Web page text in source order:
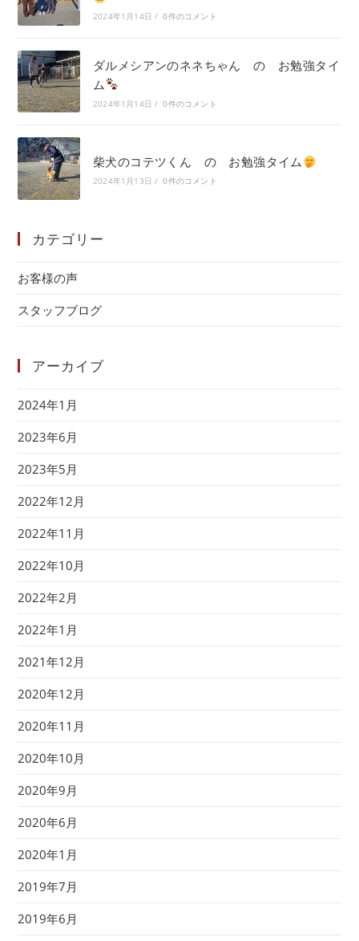
2024年1月14日 / 0件のコメント
ダルメシアンのネネちゃん の お勉強タイ
ム
2024年1月14日 / 0件のコメント
柴犬のコテツくん の お勉強タイム
2024年1月13日 / 0件のコメント
カテゴリー
お客様の声
スタッフブログ
アーカイブ
2024年1月
2023年6月
2023年5月
2022年12月
2022年11月
2022年10月
2022年2月
2022年1月
2021年12月
2020年12月
2020年11月
2020年10月
2020年9月
2020年6月
2020年1月
2019年7月
2019年6月